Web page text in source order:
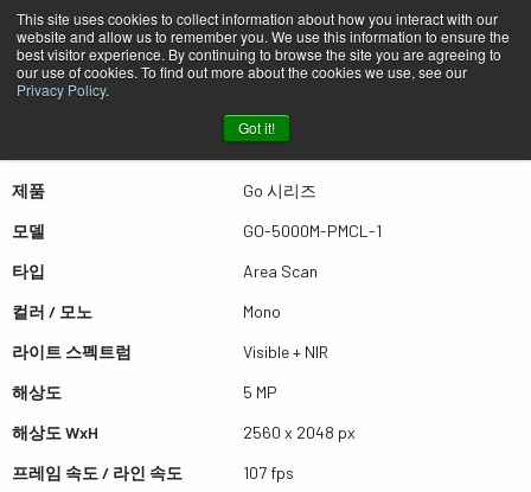
This site uses cookies to collect information about how you interact with our
website and allow us to remember you. We use this information to ensure the
best visitor experience. By continuing to browse the site you are agreeing to
our use of cookies. To find out more about the cookies we use, see our
Privacy Policy.
Got it!
퀵뷰 GO-5000M-PMCL-1
더많은 결과를 보시려면 스크롤하세요
제품
Go 시리즈
모델
GO-5000M-PMCL-1
타입
Area Scan
컬러 / 모노
Mono
라이트 스펙트럼
Visible + NIR
해상도
5 MP
해상도 WxH
2560 x 2048 px
프레임 속도 / 라인 속도
107 fps